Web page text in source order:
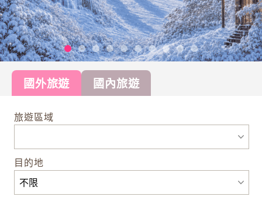
國外旅遊 國內旅遊
旅遊區域
目的地